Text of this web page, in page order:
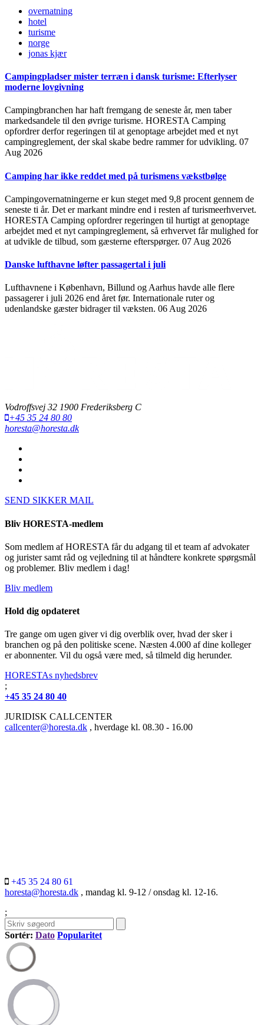
overnatning
hotel
turisme
norge
jonas kjær
Campingpladser mister terræn i dansk turisme: Efterlyser
moderne lovgivning
Campingbranchen har haft fremgang de seneste år, men taber
markedsandele til den øvrige turisme. HORESTA Camping
opfordrer derfor regeringen til at genoptage arbejdet med et nyt
campingreglement, der skal skabe bedre rammer for udvikling. 07
Aug 2026
Camping har ikke reddet med på turismens vækstbølge
Campingovernatningerne er kun steget med 9,8 procent gennem de
seneste ti år. Det er markant mindre end i resten af turismeerhvervet.
HORESTA Camping opfordrer regeringen til hurtigt at genoptage
arbejdet med et nyt campingreglement, så erhvervet får mulighed for
at udvikle de tilbud, som gæsterne efterspørger. 07 Aug 2026
Danske lufthavne løfter passagertal i juli
Lufthavnene i København, Billund og Aarhus havde alle flere
passagerer i juli 2026 end året før. Internationale ruter og
udenlandske gæster bidrager til væksten. 06 Aug 2026
Vodroffsvej 32 1900 Frederiksberg C
+45 35 24 80 80
horesta@horesta.dk
SEND SIKKER MAIL
Bliv HORESTA-medlem
Som medlem af HORESTA får du adgang til et team af advokater
og jurister samt råd og vejledning til at håndtere konkrete spørgsmål
og problemer. Bliv medlem i dag!
Bliv medlem
Hold dig opdateret
Tre gange om ugen giver vi dig overblik over, hvad der sker i
branchen og på den politiske scene. Næsten 4.000 af dine kolleger
er abonnenter. Vil du også være med, så tilmeld dig herunder.
HORESTAs nyhedsbrev
;
+45 35 24 80 40
JURIDISK CALLCENTER
callcenter@horesta.dk , hverdage kl. 08.30 - 16.00
+45 35 24 80 61
horesta@horesta.dk , mandag kl. 9-12 / onsdag kl. 12-16.
;
Sortér: Dato Popularitet